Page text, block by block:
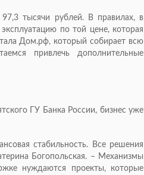
тысячи рублей. В правилах, в
по той цене, которая
Дом.рф, который собирает всю
привлечь дополнительные
ГУ Банка России, бизнес уже
стабильность. Все решения
Богопольская. – Механизмы
нуждаются проекты, которые